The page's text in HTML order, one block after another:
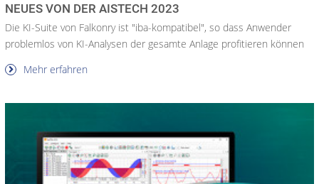
NEUES VON DER AISTECH 2023
Die KI-Suite von Falkonry ist "iba-kompatibel", so dass Anwender
problemlos von KI-Analysen der gesamte Anlage profitieren können
Mehr erfahren